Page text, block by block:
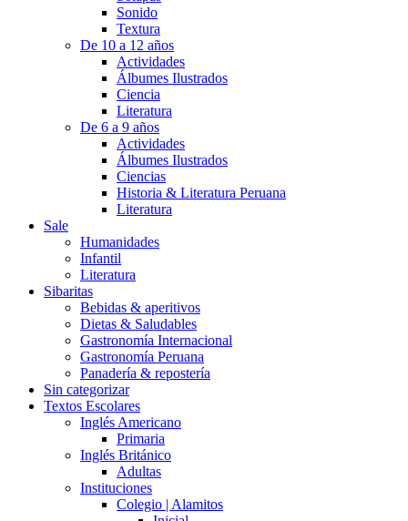
Sonido
Textura
De 10 a 12 años
Actividades
Álbumes Ilustrados
Ciencia
Literatura
De 6 a 9 años
Actividades
Álbumes Ilustrados
Ciencias
Historia & Literatura Peruana
Literatura
Sale
Humanidades
Infantil
Literatura
Sibaritas
Bebidas & aperitivos
Dietas & Saludables
Gastronomía Internacional
Gastronomía Peruana
Panadería & repostería
Sin categorizar
Textos Escolares
Inglés Americano
Primaria
Inglés Británico
Adultas
Instituciones
Colegio | Alamitos